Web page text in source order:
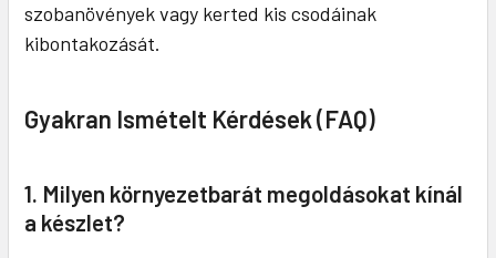
szobanövények vagy kerted kis csodáinak
kibontakozását.
Gyakran Ismételt Kérdések (FAQ)
1. Milyen környezetbarát megoldásokat kínál
a készlet?